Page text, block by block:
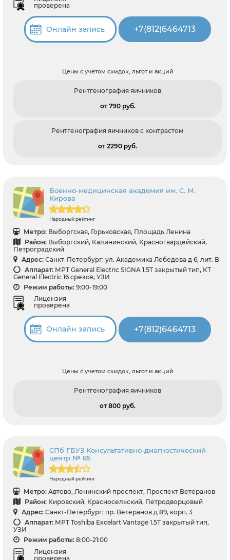
проверена
Онлайн запись +7(812)6464713
Цены с учетом скидок, льгот и акций
Рентгенография яичников
от 790 pуб.
Рентгенография яичников с контрастом
от 2290 pуб.
Военно-медицинская академия им. С. М.
Кирова
Народный рейтинг
Метро: Выборгская, Горьковская, Площадь Ленина
Район: Выборгский, Калининский, Красногвардейский,
Петроградский
Адрес: Санкт-Петербург: ул. Академика Лебедева д 6, лит. В
Аппарат: МРТ General Electric SIGNA 1.5T закрытый тип, КТ
General Electric 16 срезов, УЗИ
Режим работы: 9:00-19:00
Лицензия
проверена
Онлайн запись +7(812)6464713
Цены с учетом скидок, льгот и акций
Рентгенография яичников
от 800 pуб.
СПб ГБУЗ Консультативно-диагностический
центр № 85
Народный рейтинг
Метро: Автово, Ленинский проспект, Проспект Ветеранов
Район: Кировский, Красносельский, Петродворцовый
Адрес: Санкт-Петербург: пр. Ветеранов д 89, корп. 3
Аппарат: МРТ Toshiba Excelart Vantage 1.5T закрытый тип,
УЗИ
Режим работы: 8:00-21:00
Лицензия
проверена